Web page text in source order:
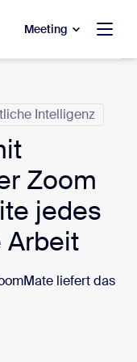
Meeting
Intelligenz
Zoom
jedes
Arbeit
liefert das